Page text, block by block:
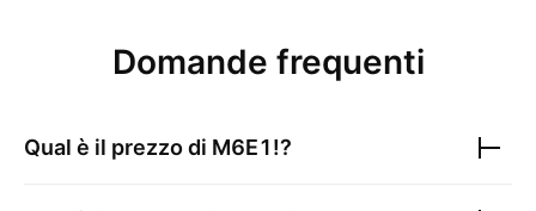
Domande frequenti
Qual è il prezzo di M6E1!?